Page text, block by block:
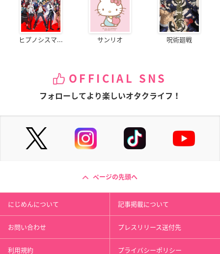
ヒプノシスマ... サンリオ 呪術廻戦
OFFICIAL SNS
フォローしてより楽しいオタクライフ！
ページの先頭へ
にじめんについて 記事掲載について
お問い合わせ プレスリリース送付先
利用規約 プライバシーポリシー